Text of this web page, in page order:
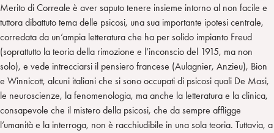
Merito di Correale è aver saputo tenere insieme intorno al non facile e
tuttora dibattuto tema delle psicosi, una sua importante ipotesi centrale,
corredata da un’ampia letteratura che ha per solido impianto Freud
(soprattutto la teoria della rimozione e l’inconscio del 1915, ma non
solo), e vede intrecciarsi il pensiero francese (Aulagnier, Anzieu), Bion
e Winnicott, alcuni italiani che si sono occupati di psicosi quali De Masi,
le neuroscienze, la fenomenologia, ma anche la letteratura e la clinica,
consapevole che il mistero della psicosi, che da sempre affligge
l’umanità e la interroga, non è racchiudibile in una sola teoria. Tuttavia, a